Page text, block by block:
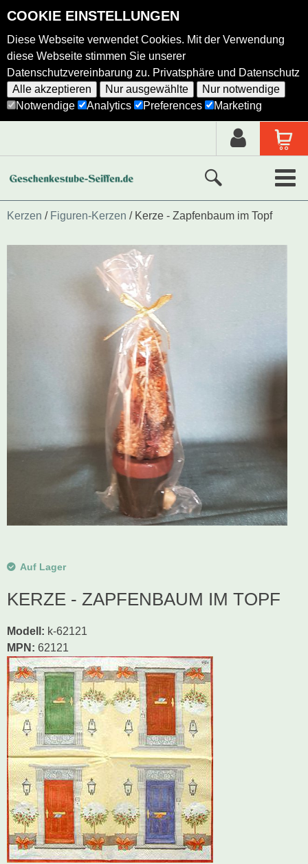
COOKIE EINSTELLUNGEN
Diese Webseite verwendet Cookies. Mit der Verwendung
diese Webseite stimmen Sie unserer
Datenschutzvereinbarung zu. Privatsphäre und Datenschutz
Alle akzeptieren
Nur ausgewählte
Nur notwendige
Notwendige
Analytics Preferences Marketing
Neue Produkte
Ausgewählte Produkte
Holzkunst nach Hersteller
Kerzen Figuren-Kerzen Kerze - Zapfenbaum im Topf
Auf Lager
KERZE - ZAPFENBAUM IM TOPF
Modell : k-62121
MPN: 62121